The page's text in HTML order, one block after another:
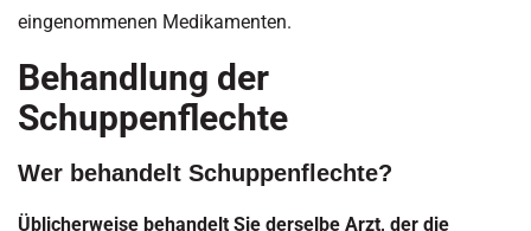
eingenommenen Medikamenten.
Behandlung der
Schuppenflechte
Wer behandelt Schuppenflechte?
Üblicherweise behandelt Sie derselbe Arzt, der die